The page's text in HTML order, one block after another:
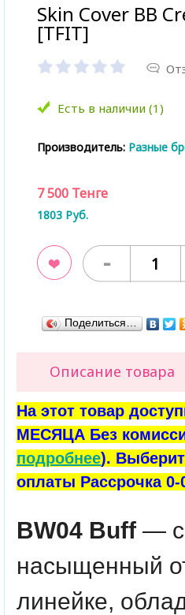
Skin Cover BB
[TFIT]
Есть в наличии (1)
Производитель: Разные
7 500 Тенге
1803 Руб.
-
Поделиться…
Описание товара
На этот товар
МЕСЯЦА Без
подробнее).
оплаты Рассрочка 0-
BW04 Buff —
насыщенный
линейке,